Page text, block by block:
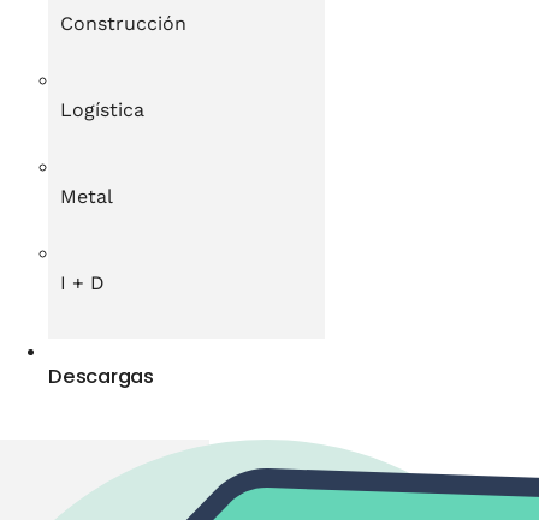
Construcción
Logística
Metal
I + D
Descargas